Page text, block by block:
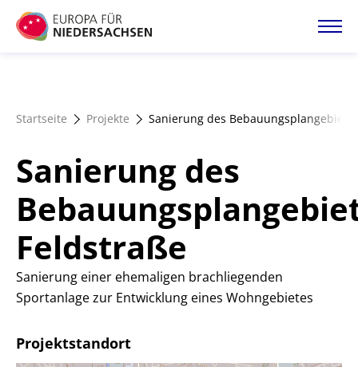
Direkt
zum
Förderangebote
Magazin
Startseite Projekte Sanierung des Bebauungsplangebiets
Sanierung des
Feldstraße
Sanierung einer ehemaligen brachliegenden
Sportanlage zur Entwicklung eines Wohngebietes
Projektstandort